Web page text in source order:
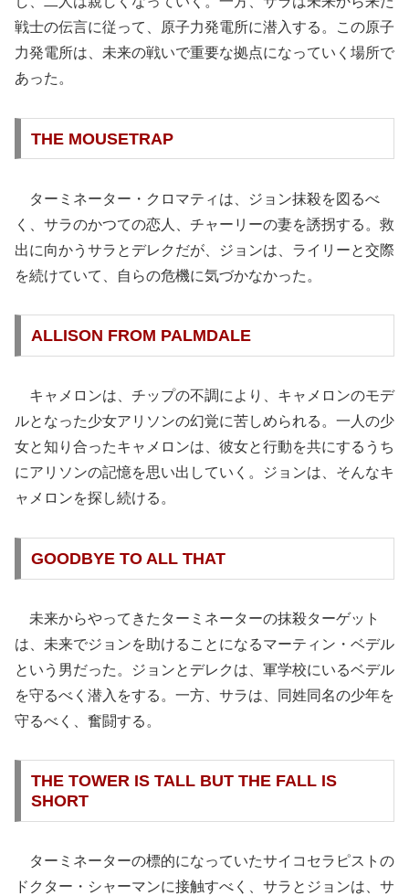
戦士の伝言に従って、原子力発電所に潜入する。この原子
力発電所は、未来の戦いで重要な拠点になっていく場所で
あった。
THE MOUSETRAP
ターミネーター・クロマティは、ジョン抹殺を図るべ
く、サラのかつての恋人、チャーリーの妻を誘拐する。救
出に向かうサラとデレクだが、ジョンは、ライリーと交際
を続けていて、自らの危機に気づかなかった。
ALLISON FROM PALMDALE
キャメロンは、チップの不調により、キャメロンのモデ
ルとなった少女アリソンの幻覚に苦しめられる。一人の少
女と知り合ったキャメロンは、彼女と行動を共にするうち
にアリソンの記憶を思い出していく。ジョンは、そんなキ
ャメロンを探し続ける。
GOODBYE TO ALL THAT
未来からやってきたターミネーターの抹殺ターゲット
は、未来でジョンを助けることになるマーティン・ベデル
という男だった。ジョンとデレクは、軍学校にいるベデル
を守るべく潜入をする。一方、サラは、同姓同名の少年を
守るべく、奮闘する。
THE TOWER IS TALL BUT THE FALL IS
SHORT
ターミネーターの標的になっていたサイコセラピストの
ドクター・シャーマンに接触すべく、サラとジョンは、サ